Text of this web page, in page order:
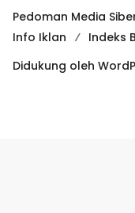
Pedoman Media
Info Iklan
Indeks
Didukung oleh